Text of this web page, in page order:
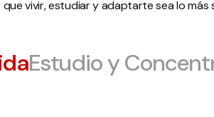
vivir, estudiar y adaptarte sea lo más
Estudio y